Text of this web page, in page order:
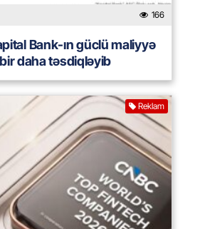
166
Bank-ın güclü maliyyə
daha təsdiqləyib
Reklam